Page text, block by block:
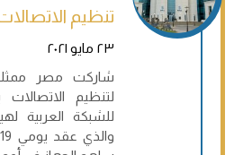
تنظيم
٢٣ مايو ٢٠٢١
شاركت مصر
لتنظيم الاتصالات
للشبكة العربية